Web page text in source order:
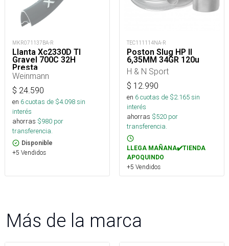
MKR071137BA-R
Llanta Xc2330D Tl
Gravel 700C 32H
Presta
Weinmann
$ 24.590
en 6cuotas de $4.098sin
interés
ahorras $980 por
transferencia.
Disponible
+5 Vendidos
TEC111114NA-R
Poston Slug HP II
6,35MM 34GR 120u
H & N Sport
$ 12.990
en 6cuotas de $2.165sin
interés
ahorras $520 por
transferencia.
LLEGA MAÑANA✔️TIENDA
APOQUINDO
+5 Vendidos
Más de la marca